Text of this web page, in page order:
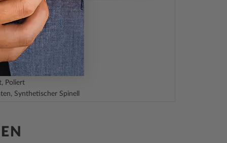
Silber
Poliert
Synthetischer Spinell
gepresst